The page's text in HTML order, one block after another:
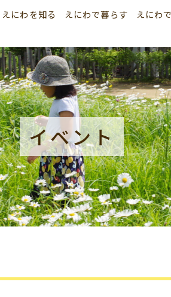
えにわを知る えにわで暮らす えにわ
イベント